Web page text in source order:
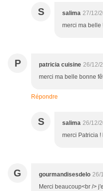
S salima 27/12/
merci ma belle
P patricia cuisine 26/12/
merci ma belle bonne
Répondre
S salima 26/12/
merci Patricia !
G gourmandisesdelo 26/
Merci beaucoup<br />